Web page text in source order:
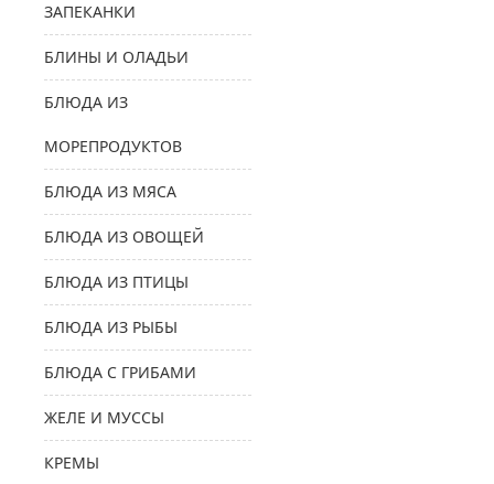
ЗАПЕКАНКИ
БЛИНЫ И ОЛАДЬИ
БЛЮДА ИЗ
МОРЕПРОДУКТОВ
БЛЮДА ИЗ МЯСА
БЛЮДА ИЗ ОВОЩЕЙ
БЛЮДА ИЗ ПТИЦЫ
БЛЮДА ИЗ РЫБЫ
БЛЮДА С ГРИБАМИ
ЖЕЛЕ И МУССЫ
КРЕМЫ